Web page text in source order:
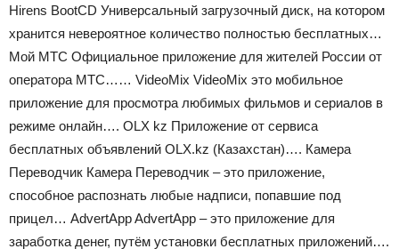
Hirens BootCD Универсальный загрузочный диск, на котором
хранится невероятное количество полностью бесплатных…
Мой МТС Официальное приложение для жителей России от
оператора МТС…… VideoMix VideoMix это мобильное
приложение для просмотра любимых фильмов и сериалов в
режиме онлайн…. OLX kz Приложение от сервиса
бесплатных объявлений OLX.kz (Казахстан)…. Камера
Переводчик Камера Переводчик – это приложение,
способное распознать любые надписи, попавшие под
прицел… AdvertApp AdvertApp – это приложение для
заработка денег, путём установки бесплатных приложений….